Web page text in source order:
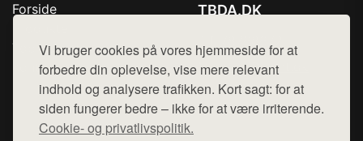
Vi bruger cookies på vores hjemmeside for at
forbedre din oplevelse, vise mere relevant
indhold og analysere trafikken. Kort sagt: for at
siden fungerer bedre – ikke for at være irriterende.
Cookie- og privatlivspolitik.
Forside
Top Rabatter
Kontakt
TBDA.DK
Mail: hej@want.dk
Cookie- og privatlivspolitik